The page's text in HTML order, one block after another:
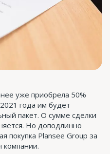
уже приобрела 50%
года им будет
пакет. О сумме сделки
Но доподлинно
покупка Plansee Group за
компании.